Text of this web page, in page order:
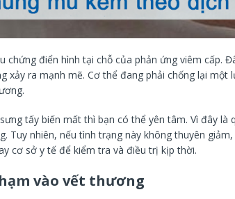
chứng điển hình tại chỗ của phản ứng viêm cấp.
xảy ra mạnh mẽ. Cơ thể đang phải chống lại một
tấy biến mất thì bạn có thể yên tâm. Vì đây là
Tuy nhiên, nếu tình trạng này không thuyên
cơ sở y tế để kiểm tra và điều trị kịp thời.
vào vết thương